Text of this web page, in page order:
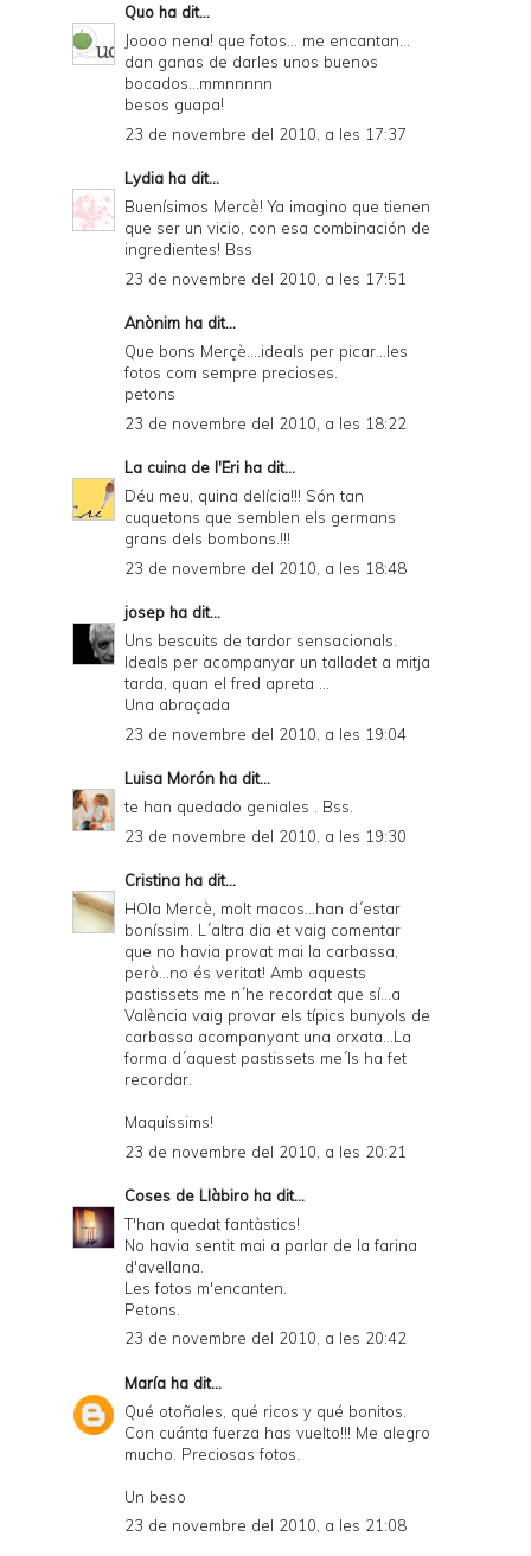
Quo ha dit...
Joooo nena! que fotos... me encantan...
dan ganas de darles unos buenos
bocados...mmnnnnn
besos guapa!
23 de novembre del 2010, a les 17:37
Lydia ha dit...
Buenísimos Mercè! Ya imagino que tienen
que ser un vicio, con esa combinación de
ingredientes! Bss
23 de novembre del 2010, a les 17:51
Anònim ha dit...
Que bons Merçè....ideals per picar...les
fotos com sempre precioses.
petons
23 de novembre del 2010, a les 18:22
La cuina de l'Eri ha dit...
Déu meu, quina delícia!!! Són tan
cuquetons que semblen els germans
grans dels bombons.!!!
23 de novembre del 2010, a les 18:48
josep ha dit...
Uns bescuits de tardor sensacionals.
Ideals per acompanyar un talladet a mitja
tarda, quan el fred apreta ...
Una abraçada
23 de novembre del 2010, a les 19:04
Luisa Morón ha dit...
te han quedado geniales . Bss.
23 de novembre del 2010, a les 19:30
Cristina ha dit...
HOla Mercè, molt macos...han d´estar
boníssim. L´altra dia et vaig comentar
que no havia provat mai la carbassa,
però...no és veritat! Amb aquests
pastissets me n´he recordat que sí...a
València vaig provar els típics bunyols de
carbassa acompanyant una orxata...La
forma d´aquest pastissets me´ls ha fet
recordar.
Maquíssims!
23 de novembre del 2010, a les 20:21
Coses de Llàbiro ha dit...
T'han quedat fantàstics!
No havia sentit mai a parlar de la farina
d'avellana.
Les fotos m'encanten.
Petons.
23 de novembre del 2010, a les 20:42
María ha dit...
Qué otoñales, qué ricos y qué bonitos.
Con cuánta fuerza has vuelto!!! Me alegro
mucho. Preciosas fotos.
Un beso
23 de novembre del 2010, a les 21:08